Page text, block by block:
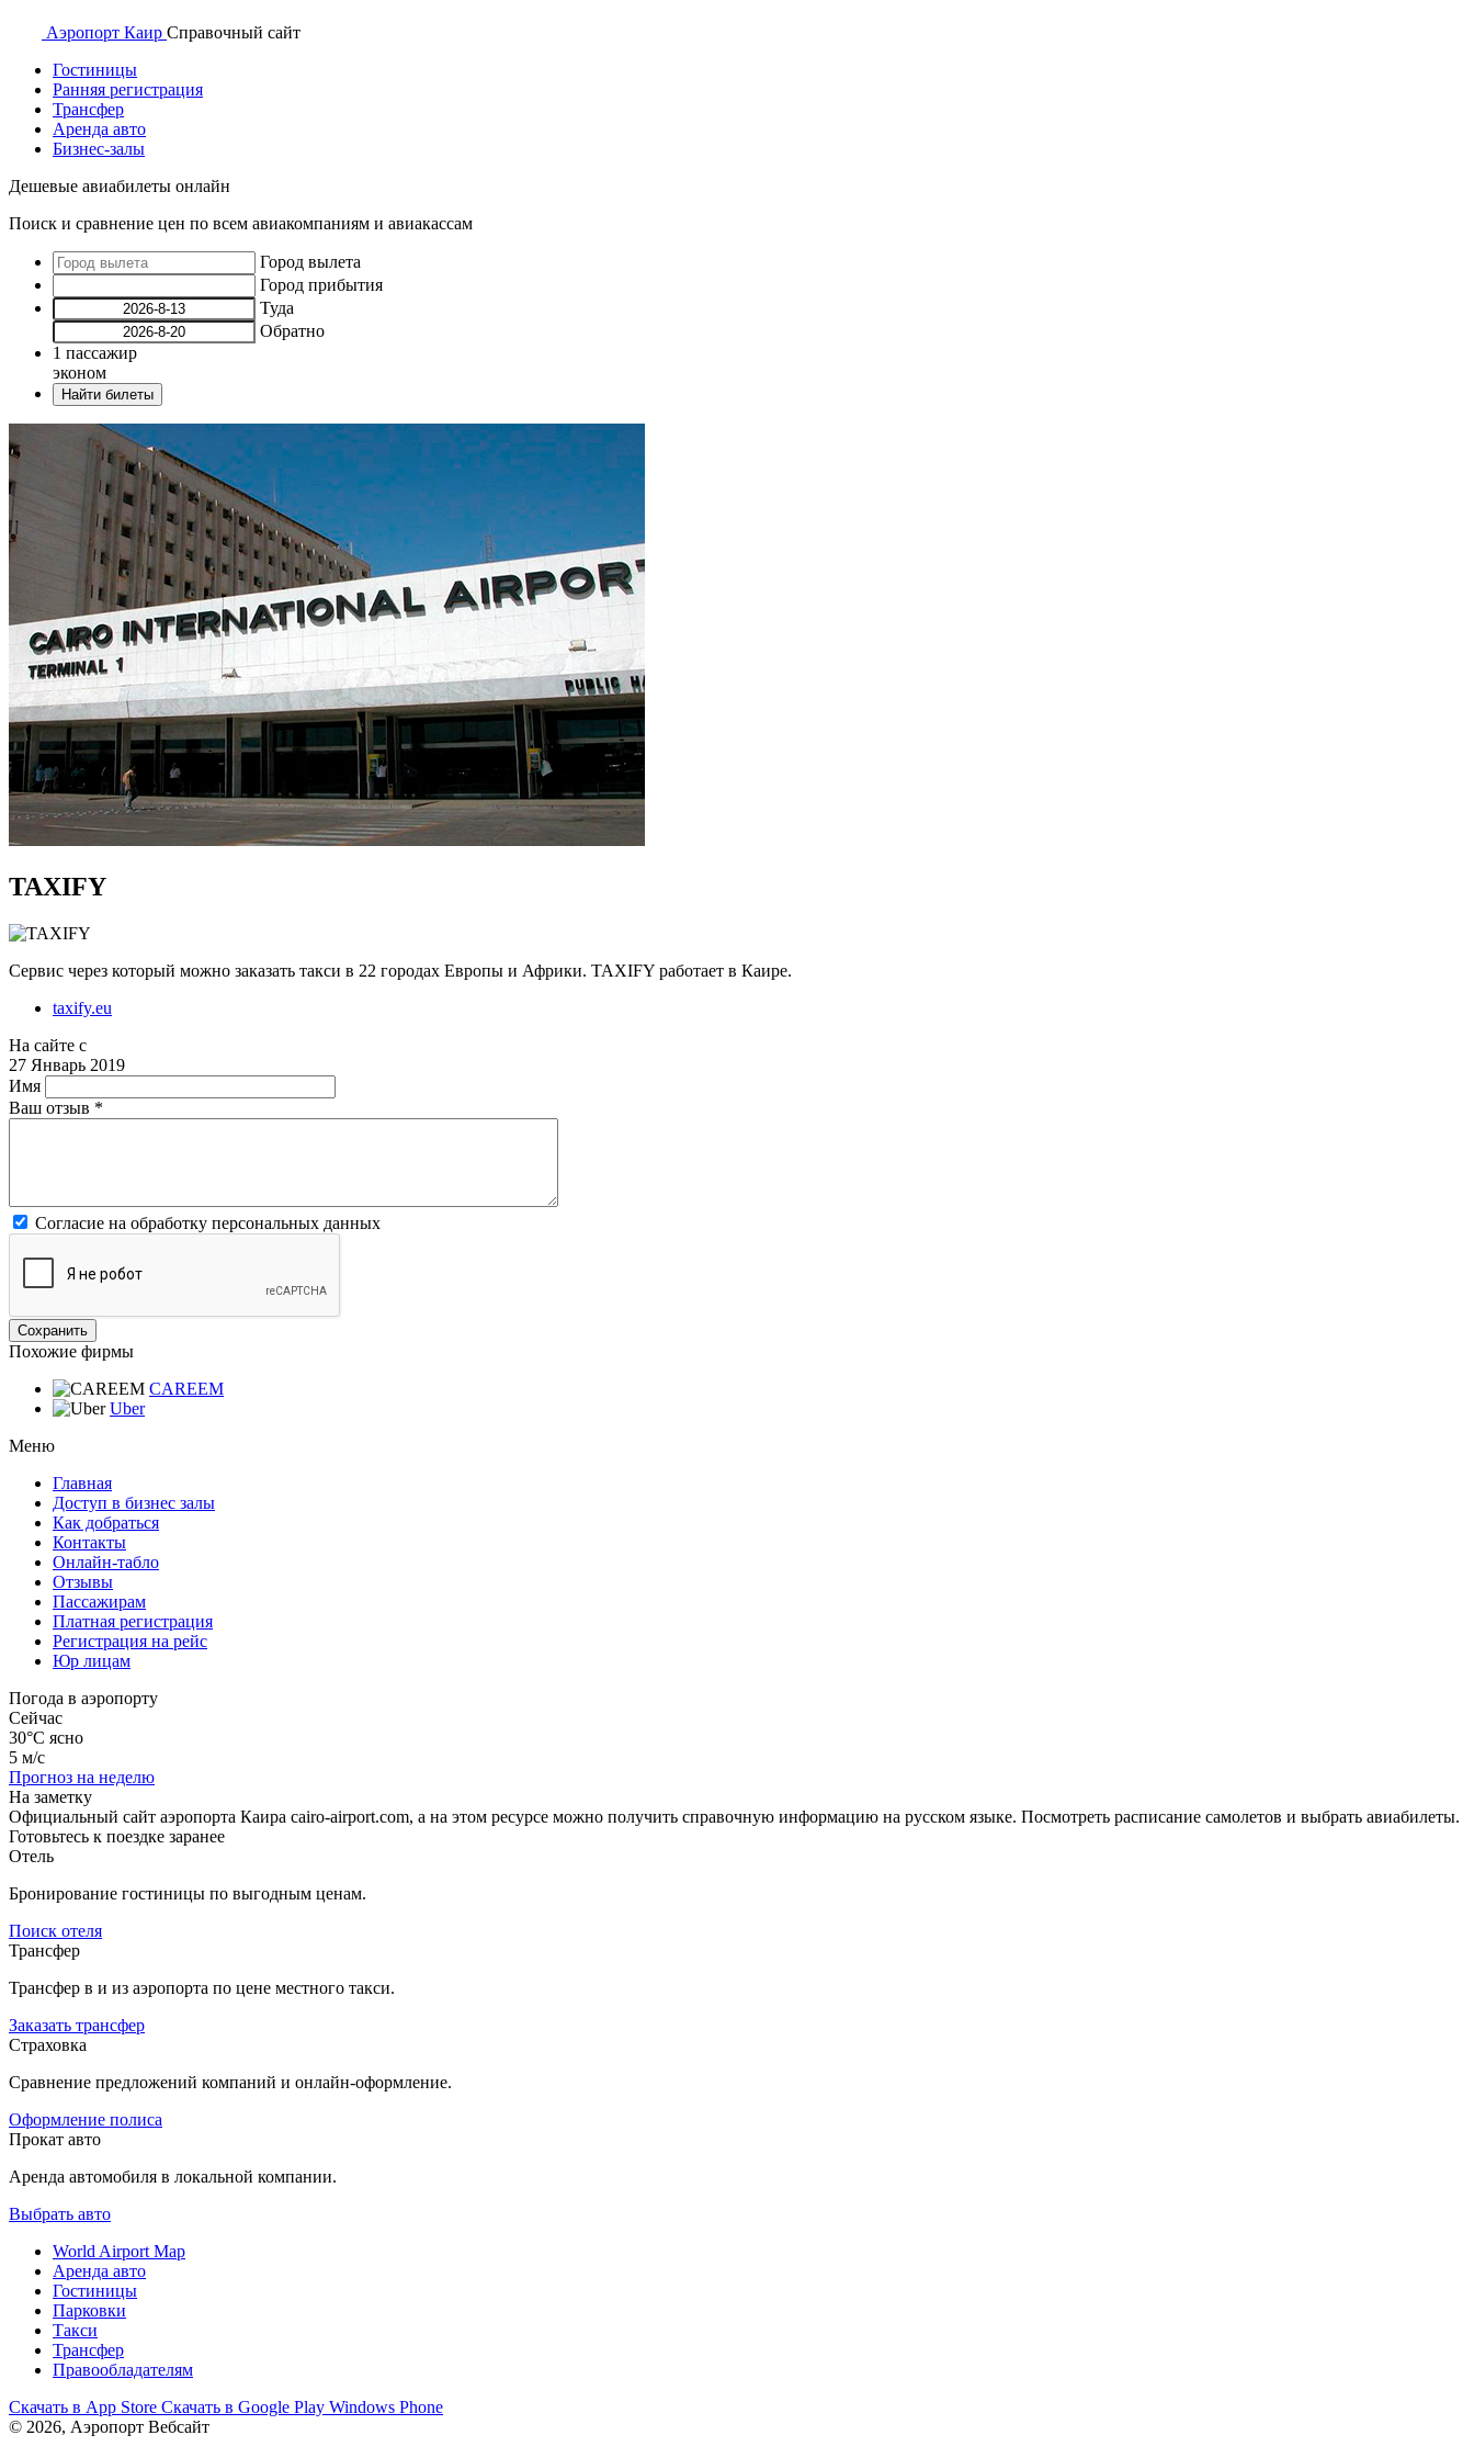
Аэропорт Каир Справочный сайт
Гостиницы
Ранняя регистрация
Трансфер
Аренда авто
Бизнес-залы
Дешевые авиабилеты онлайн
Поиск и сравнение цен по всем авиакомпаниям и авиакассам
Город вылета
Город прибытия
Туда
Обратно
1 пассажир
эконом
Найти билеты
TAXIFY
Сервис через который можно заказать такси в 22 городах Европы и Африки. TAXIFY работает в Каире.
taxify.eu
На сайте с
27 Январь 2019
Имя
Ваш отзыв *
Согласие на обработку персональных данных
Похожие фирмы
CAREEM
Uber
Меню
Главная
Доступ в бизнес залы
Как добраться
Контакты
Онлайн-табло
Отзывы
Пассажирам
Платная регистрация
Регистрация на рейс
Юр лицам
Погода в аэропорту
Сейчас
30°C ясно
5 м/с
Прогноз на неделю
На заметку
Официальный сайт аэропорта Каира cairo-airport.com, а на этом ресурсе можно получить справочную информацию на русском языке. Посмотреть расписание самолетов и выбрать авиабилеты.
Готовьтесь к поездке заранее
Отель
Бронирование гостиницы по выгодным ценам.
Поиск отеля
Трансфер
Трансфер в и из аэропорта по цене местного такси.
Заказать трансфер
Страховка
Сравнение предложений компаний и онлайн-оформление.
Оформление полиса
Прокат авто
Аренда автомобиля в локальной компании.
Выбрать авто
World Airport Map
Аренда авто
Гостиницы
Парковки
Такси
Трансфер
Правообладателям
Скачать в App Store Скачать в Google Play Windows Phone
© 2026, Аэропорт Вебсайт